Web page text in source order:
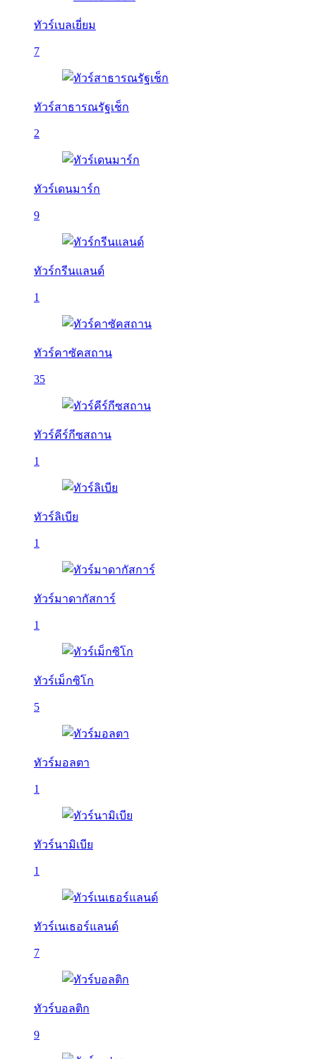
ทัวร์เบลเยี่ยม
7
ทัวร์สาธารณรัฐเช็ก
2
ทัวร์เดนมาร์ก
9
ทัวร์กรีนแลนด์
1
ทัวร์คาซัคสถาน
35
ทัวร์คีร์กีซสถาน
1
ทัวร์ลิเบีย
1
ทัวร์มาดากัสการ์
1
ทัวร์เม็กซิโก
5
ทัวร์มอลตา
1
ทัวร์นามิเบีย
1
ทัวร์เนเธอร์แลนด์
7
ทัวร์บอลติก
9